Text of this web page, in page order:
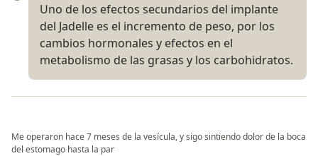
Uno de los efectos secundarios del implante
del Jadelle es el incremento de peso, por los
cambios hormonales y efectos en el
metabolismo de las grasas y los carbohidratos.
Me operaron hace 7 meses de la vesícula, y sigo sintiendo dolor de la boca
del estomago hasta la par